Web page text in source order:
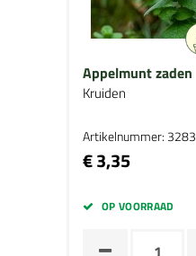
Appelmunt zaden
Kruiden
Artikelnummer: 3283
€ 3,35
OP VOORRAAD